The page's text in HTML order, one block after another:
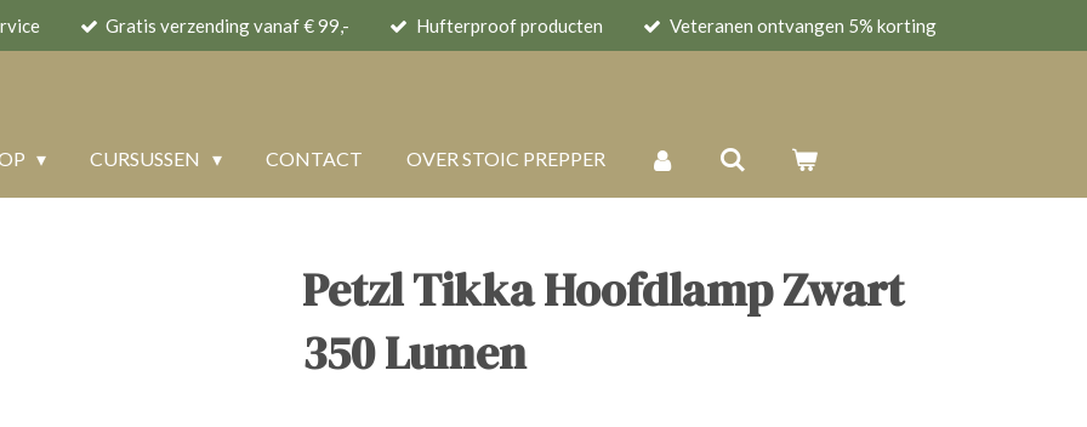
Gratis verzending vanaf € 99,- Hufterproof producten Veteranen ontvangen 5% korting
CURSUSSEN CONTACT OVER STOIC PREPPER
Petzl Tikka Hoofdlamp Zwart
350 Lumen